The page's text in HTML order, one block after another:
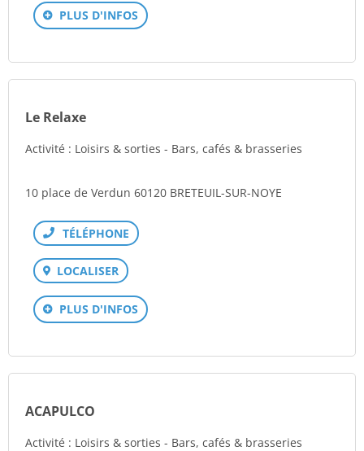
PLUS D'INFOS
Le Relaxe
Activité : Loisirs & sorties - Bars, cafés & brasseries
10 place de Verdun 60120 BRETEUIL-SUR-NOYE
Téléphone
LOCALISER
PLUS D'INFOS
ACAPULCO
Activité : Loisirs & sorties - Bars, cafés & brasseries